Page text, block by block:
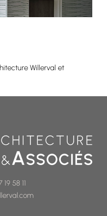
Willerval et
58 11